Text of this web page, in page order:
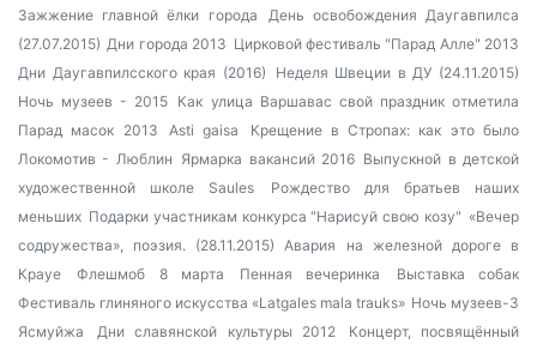
Зажжение главной ёлки города
День освобождения Даугавпилса
(27.07.2015) Дни города 2013 Цирковой фестиваль "Парад Алле" 2013
Дни Даугавпилсского края (2016)
Неделя Швеции в ДУ (24.11.2015)
Ночь музеев - 2015 Как улица Варшавас свой праздник отметила
Парад масок 2013
Asti gaisa
Крещение в Стропах: как это было
Локомотив - Люблин Ярмарка вакансий 2016 Выпускной в детской
художественной школе Saules
Рождество для братьев наших
меньших Подарки участникам конкурса "Нарисуй свою козу" «Вечер
содружества», поэзия. (28.11.2015)Авария на железной дороге в
Крауе
Флешмоб 8 марта Пенная вечеринка
Выставка собак
Фестиваль глиняного искусства «Latgales mala trauks» Ночь музеев-3
Ясмуйжа
Дни славянской культуры 2012
Концерт, посвящённый